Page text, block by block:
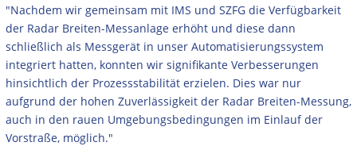
"Nachdem wir gemeinsam mit IMS und SZFG die Verfügbarkeit
der Radar Breiten-Messanlage erhöht und diese dann
schließlich als Messgerät in unser Automatisierungssystem
integriert hatten, konnten wir signifikante Verbesserungen
hinsichtlich der Prozessstabilität erzielen. Dies war nur
aufgrund der hohen Zuverlässigkeit der Radar Breiten-Messung,
auch in den rauen Umgebungsbedingungen im Einlauf der
Vorstraße, möglich."